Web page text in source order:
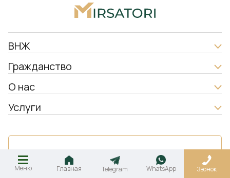
Меню Главная Telegram WhatsApp Звонок
WhatsApp Telegram
ВНЖ
Гражданство
О нас
Услуги